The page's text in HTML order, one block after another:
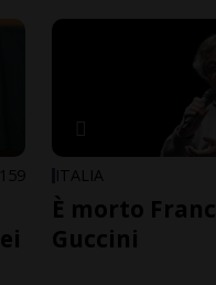
159 ITALIA
È morto
Guccini